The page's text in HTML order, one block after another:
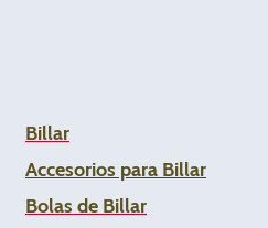
Billar
Accesorios para Billar
Bolas de Billar